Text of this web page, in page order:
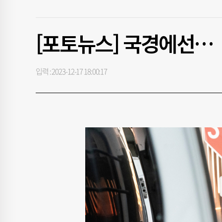
[포토뉴스] 국경에선…
입력 : 2023-12-17 18:00:17